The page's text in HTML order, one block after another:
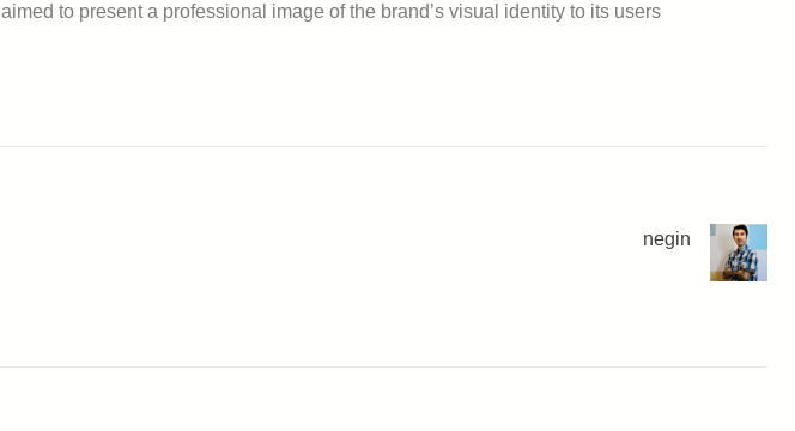
aimed to present a professional image of the brand’s visual identity to its users.
negin